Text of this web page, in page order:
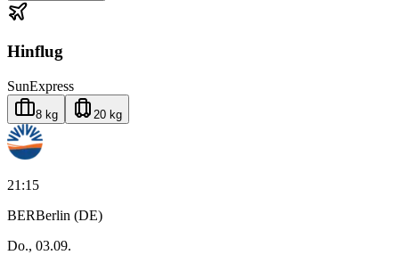
Hinflug
SunExpress
8 kg 20 kg
21:15
BERBerlin (DE)
Do., 03.09.